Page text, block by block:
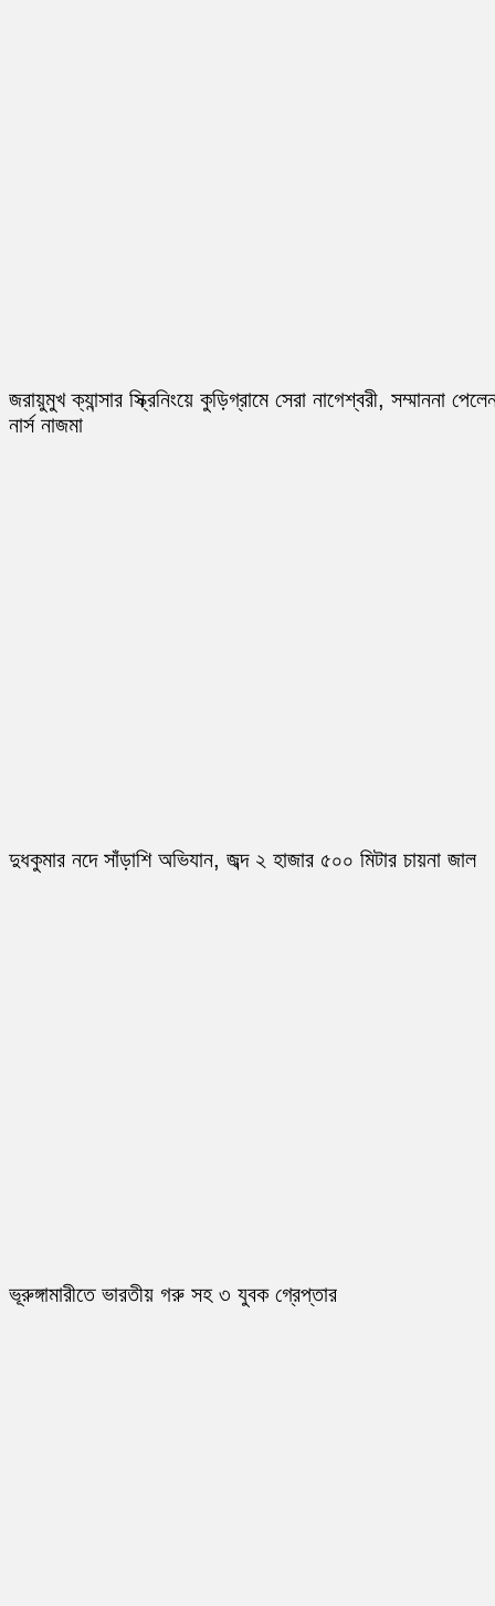
জরায়ুমুখ ক্যান্সার স্ক্রিনিংয়ে কুড়িগ্রামে সেরা নাগেশ্বরী, সম্মাননা
নার্স নাজমা
দুধকুমার নদে সাঁড়াশি অভিযান, জব্দ ২ হাজার ৫০০ মিটার চায়না জাল
ভূরুঙ্গামারীতে ভারতীয় গরু সহ ৩ যুবক গ্রেপ্তার